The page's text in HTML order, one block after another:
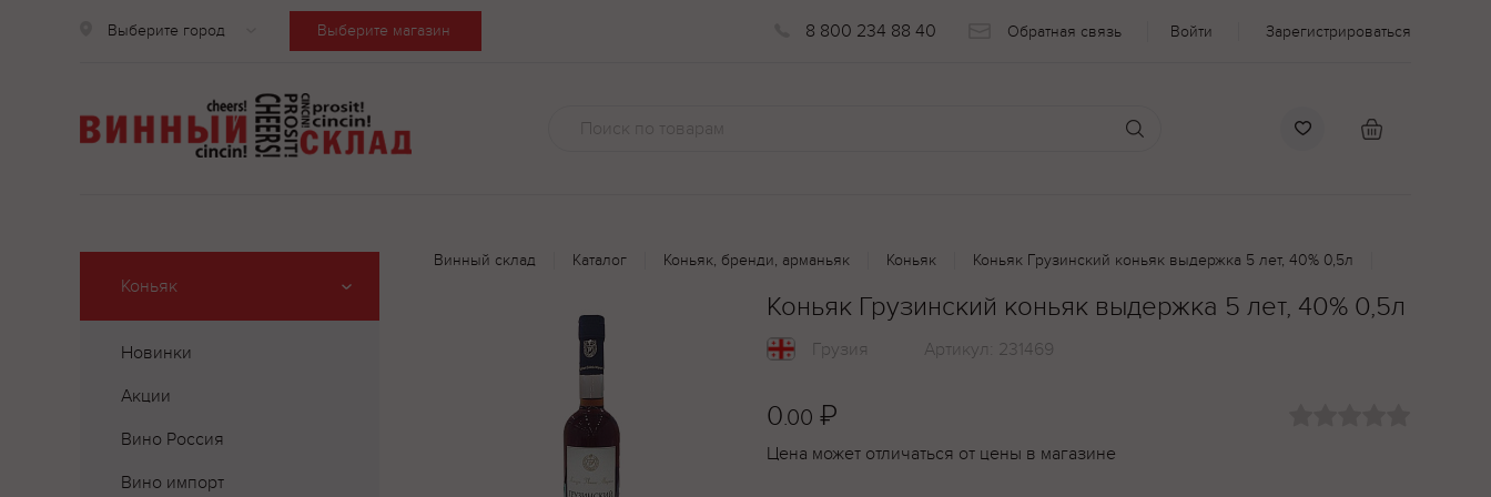
Выберите город Выберите магазин 8 800 234 88 40 Обратная связь Войти Зарегистрироваться
Коньяк
Новинки
Акции
Вино Россия
Вино импорт
Винный склад Каталог Коньяк, бренди, арманьяк Коньяк Коньяк Грузинский коньяк выдержка 5 лет, 40% 0,5л
Коньяк Грузинский коньяк выдержка 5 лет, 40% 0,5л
Грузия Артикул: 231469
0.00 ₽
Цена может отличаться от цены в магазине